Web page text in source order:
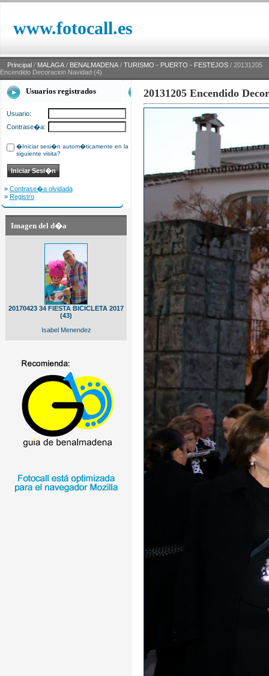
www.fotocall.es
Principal / MALAGA / BENALMADENA / TURISMO - PUERTO - FESTEJOS / 20131205
Encendido Decoracion Navidad (4)
Usuarios registrados
Usuario:
Contrase�a:
�Iniciar sesi�n autom�ticamente en la
siguiente visita?
» Contrase�a olvidada
» Registro
Imagen del d�a
20170423 34 FIESTA BICICLETA 2017
(43)
Isabel Menendez
20131205 Encendido